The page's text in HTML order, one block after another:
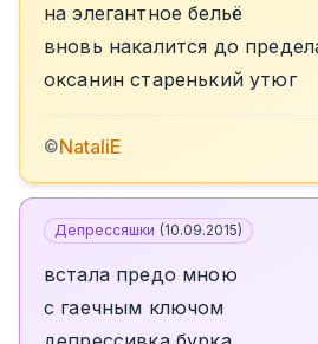
на элегантное бельё
вновь накалится до
оксанин старенький утюг
©NataliE
Депрессяшки (10.09.2015)
встала предо мною
с гаечным ключом